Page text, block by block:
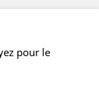
pour le